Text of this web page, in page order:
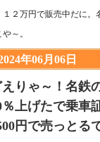
２万円で販売中だに
～。
年06月06日
えりゃ～！名鉄
％上げたで乗車
円で売っとる